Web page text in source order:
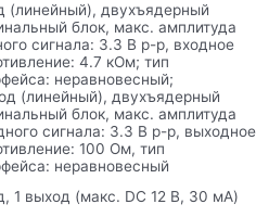
(линейный), двухъядерный
блок, макс. амплитуда
сигнала: 3.3 В p-p, входное
4.7 кОм; тип
неравновесный;
(линейный), двухъядерный
блок, макс. амплитуда
сигнала: 3.3 В p-p, выходное
100 Ом, тип
неравновесный
1 выход (макс. DC 12 В, 30 мA)